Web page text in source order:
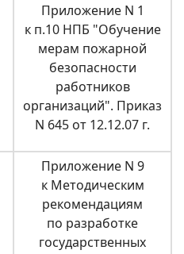
Приложение N 1
к п.10 НПБ "Обучение
мерам пожарной
безопасности
работников
организаций". Приказ
N 645 от 12.12.07 г.
Приложение N 9
к Методическим
рекомендациям
по разработке
государственных